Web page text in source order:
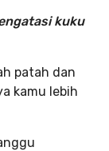
kuku
patah dan
kamu lebih